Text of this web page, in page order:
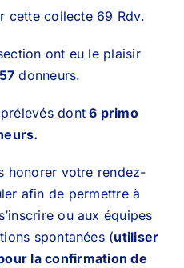
cette collecte 69 Rdv.
ont eu le plaisir
57 donneurs.
dont 6 primo
honorer votre rendez-
afin de permettre à
ou aux équipes
spontanées (utiliser
la confirmation de